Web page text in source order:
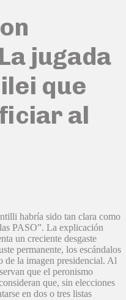
jugada
que
al
habría sido tan clara como
PASO”. La explicación
un creciente desgaste
permanente, los escándalos
de la imagen presidencial. Al
que el peronismo
que, sin elecciones
en dos o tres listas